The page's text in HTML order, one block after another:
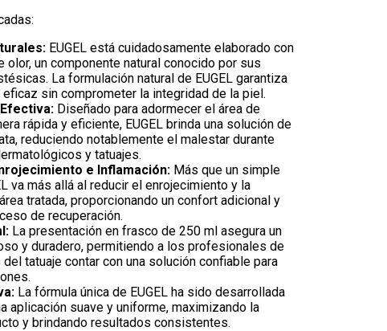
EUGEL está cuidadosamente elaborado con
olor, un componente natural conocido por sus
La formulación natural de EUGEL garantiza
sin comprometer la integridad de la piel.
Diseñado para adormecer el área de
rápida y eficiente, EUGEL brinda una solución de
reduciendo notablemente el malestar durante
y tatuajes.
e Inflamación: Más que un simple
va más allá al reducir el enrojecimiento y la
tratada, proporcionando un confort adicional y
de recuperación.
La presentación en frasco de 250 ml asegura un
y duradero, permitiendo a los profesionales de
tatuaje contar con una solución confiable para
La fórmula única de EUGEL ha sido desarrollada
aplicación suave y uniforme, maximizando la
y brindando resultados consistentes.